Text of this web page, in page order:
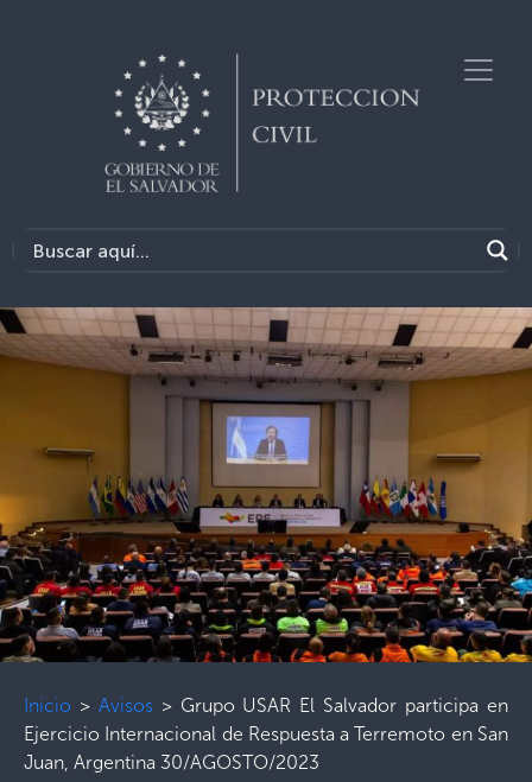
Inicio > Avisos> Grupo USAR El Salvador participa en
Ejercicio Internacional de Respuesta a Terremoto en San
Juan, Argentina 30/AGOSTO/2023